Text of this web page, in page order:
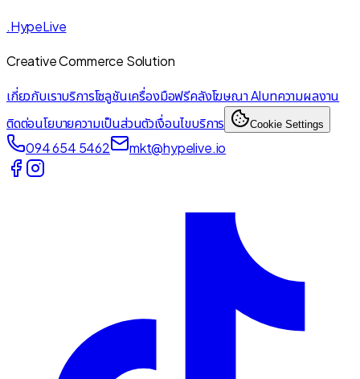
.HypeLive
Creative Commerce Solution
เกี่ยวกับเราบริการโซลูชันเครื่องมือฟรีคลังโฆษณา AIบทความผลงาน
ติดต่อนโยบายความเป็นส่วนตัวเงื่อนไขบริการ Cookie Settings
094 654 5462 mkt@hypelive.io